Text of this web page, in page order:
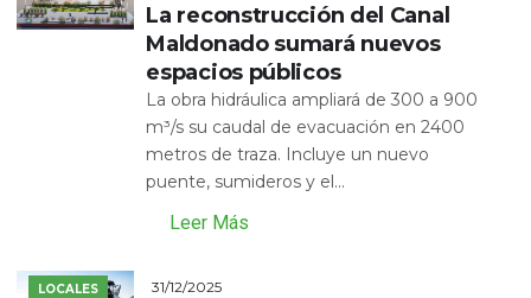
La reconstrucción del Canal
Maldonado sumará nuevos
espacios públicos
La obra hidráulica ampliará de 300 a 900
m³/s su caudal de evacuación en 2400
metros de traza. Incluye un nuevo
puente, sumideros y el...
Leer Más
LOCALES 31/12/2025